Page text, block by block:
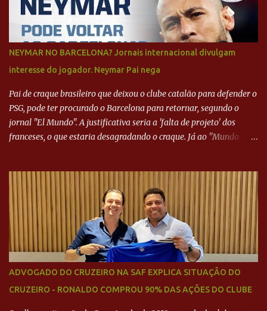
NEYMAR NO BARCELONA? Jornais internacional divulgam
interesse do jogador. Neymar Pai nega
Pai de craque brasileiro que deixou o clube catalão para defender o
PSG, pode ter procurado o Barcelona para retornar, segundo o
jornal "El Mundo". A justificativa seria a 'falta de projeto' dos
franceses, o que estaria desagradando o craque. Já ao "Mundo
Neymar Pai nega
ADVOGADO DO CRUZEIRO NA SAF EXPLICA SITUAÇÃO DO
CRUZEIRO - RONALDO COMPROU 90% DAS AÇÕES DO CLUBE